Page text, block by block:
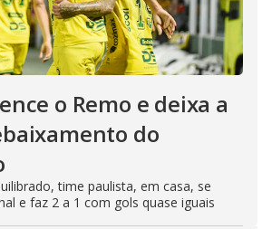
o Remo e deixa a
do
time paulista, em casa, se
e faz 2 a 1 com gols quase iguais